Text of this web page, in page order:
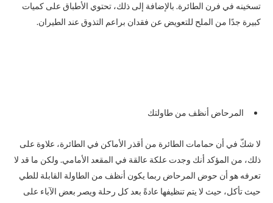
تسخينه في فرن الطائرة. بالإضافة إلى ذلك، تحتوي الأطباق على كميات
كبيرة جدًا من الملح للتعويض عن فقدان براعم التذوق عند الطيران.
المرحاض أنظف من طاولتك
لا شكّ في أن حمامات الطائرة من أقذر الأماكن في الطائرة، علاوة على
ذلك، من المؤكد أنك وجدت علكة عالقة في المقعد الأمامي. ولكن ما قد لا
تعرفه هو أن حوض المرحاض ربما يكون أنظف من الطاولة القابلة للطي
حيث تأكل، حيث لا يتم تنظيفها عادةً بعد كل رحلة ويصر بعض الآباء على